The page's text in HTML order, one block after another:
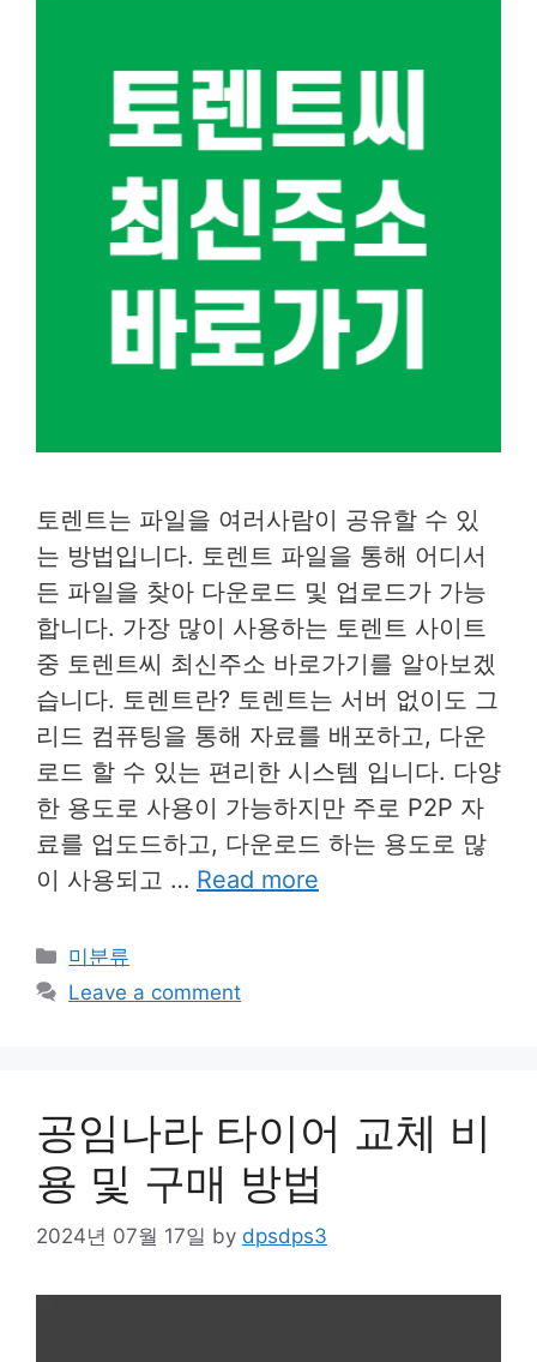
토렌트는 파일을 여러사람이 공유할 수 있
는 방법입니다. 토렌트 파일을 통해 어디서
든 파일을 찾아 다운로드 및 업로드가 가능
합니다. 가장 많이 사용하는 토렌트 사이트
중 토렌트씨 최신주소 바로가기를 알아보겠
습니다. 토렌트란? 토렌트는 서버 없이도 그
리드 컴퓨팅을 통해 자료를 배포하고, 다운
로드 할 수 있는 편리한 시스템 입니다. 다양
한 용도로 사용이 가능하지만 주로 P2P 자
료를 업도드하고, 다운로드 하는 용도로 많
이 사용되고 … Read more
Categories
미분류
Leave a comment
공임나라 타이어 교체 비
용 및 구매 방법
2024년 07월 17일 by dpsdps3